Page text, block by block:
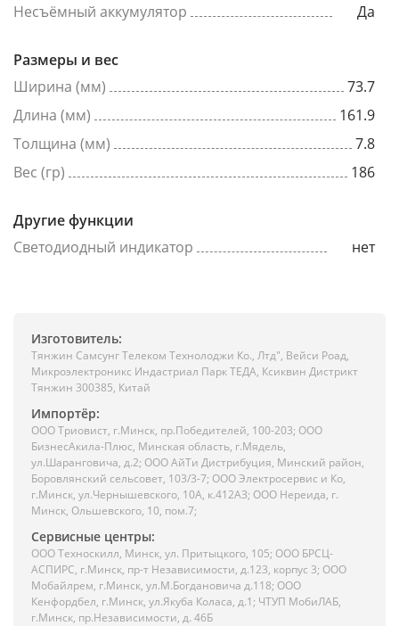
Несъёмный аккумулятор
Да
Размеры и вес
Ширина (мм)
73.7
Длина (мм)
161.9
Толщина (мм)
7.8
Вес (гр)
186
Другие функции
Светодиодный индикатор
нет
Изготовитель:
Тянжин Самсунг Телеком Технолоджи Ко., Лтд", Вейси Роад,
Микроэлектроникс Индастриал Парк ТЕДА, Ксиквин Дистрикт
Тянжин 300385, Китай
Импортёр:
ООО Триовист, г.Минск, пр.Победителей, 100-203; ООО
БизнесАкила-Плюс, Минская область, г.Мядель,
ул.Шаранговича, д.2; ООО АйТи Дистрибуция, Минский район,
Боровлянский сельсовет, 103/3-7; ООО Электросервис и Ко,
г.Минск, ул.Чернышевского, 10А, к.412АЗ; ООО Нереида, г.
Минск, Ольшевского, 10, пом.7;
Сервисные центры:
ООО Техноскилл, Минск, ул. Притыцкого, 105; ООО БРСЦ-
АСПИРС, г.Минск, пр-т Независимости, д.123, корпус 3; ООО
Мобайлрем, г.Минск, ул.М.Богдановича д.118; ООО
Кенфордбел, г.Минск, ул.Якуба Коласа, д.1; ЧТУП МобиЛАБ,
г.Минск, пр.Независимости, д. 46Б